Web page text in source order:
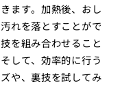
ます。加熱後、おし
れを落とすことがで
を組み合わせること
して、効率的に行う
や、裏技を試してみ